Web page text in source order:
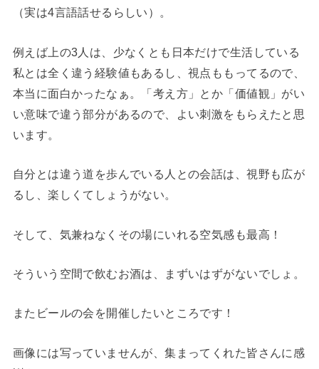
（実は4言語話せるらしい）。
例えば上の3人は、少なくとも日本だけで生活している
私とは全く違う経験値もあるし、視点ももってるので、
本当に面白かったなぁ。「考え方」とか「価値観」がい
い意味で違う部分があるので、よい刺激をもらえたと思
います。
自分とは違う道を歩んでいる人との会話は、視野も広が
るし、楽しくてしょうがない。
そして、気兼ねなくその場にいれる空気感も最高！
そういう空間で飲むお酒は、まずいはずがないでしょ。
またビールの会を開催したいところです！
画像には写っていませんが、集まってくれた皆さんに感